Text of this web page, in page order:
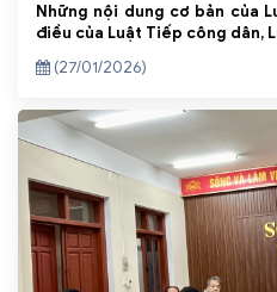
Những nội dung cơ bản của
điều của Luật Tiếp công dân,
(27/01/2026)